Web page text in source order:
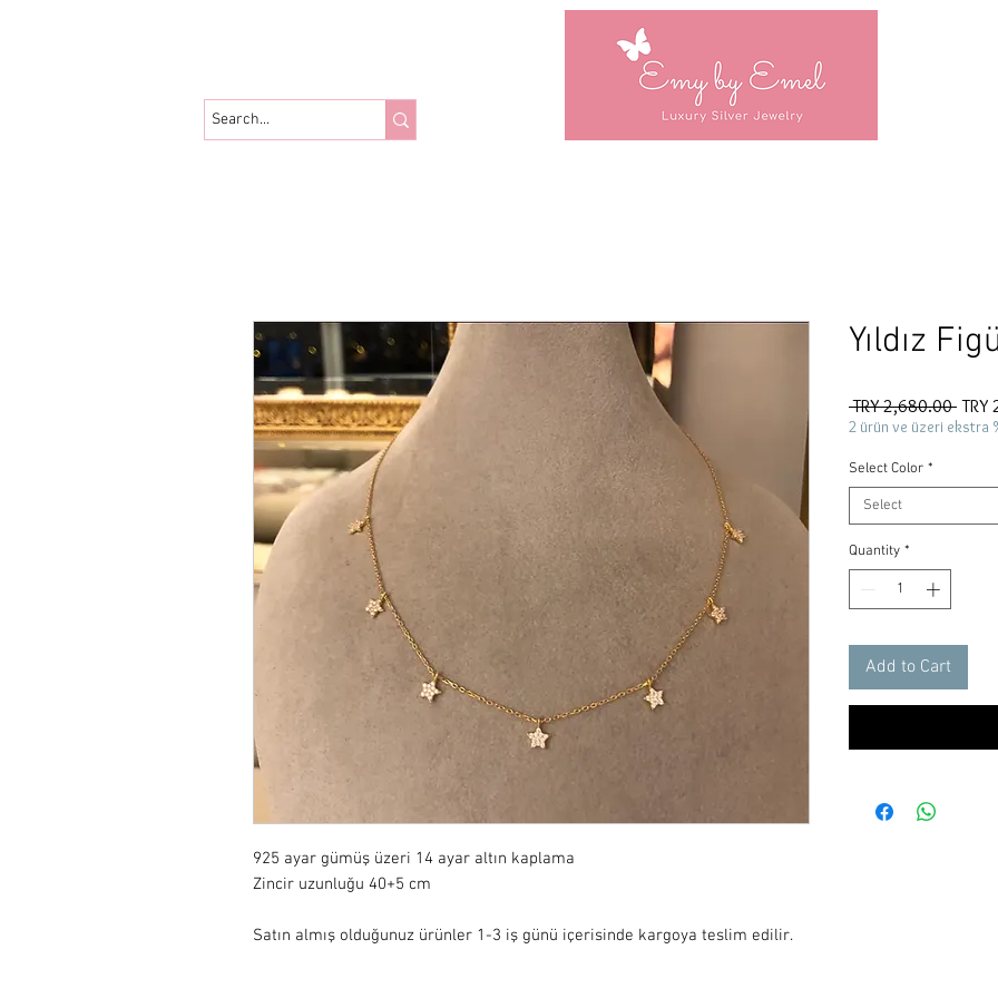
925 ayar gümüş üzeri 14 ayar altın kaplama
Zincir uzunluğu 40+5 cm
Satın almış olduğunuz ürünler 1-3 iş günü içerisinde kargoya teslim edilir.
Yıldız
TRY 2,680.00
Price
2 ürün ve üzeri ekstra
Select Color *
Select
Quantity *
Add to Cart